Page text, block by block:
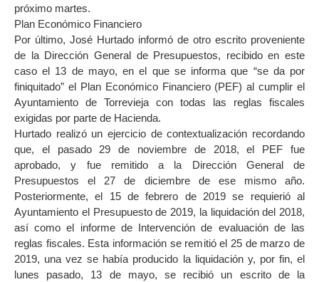
próximo martes.
Plan Económico Financiero
Por último, José Hurtado informó de otro escrito proveniente
de la Dirección General de Presupuestos, recibido en este
caso el 13 de mayo, en el que se informa que “se da por
finiquitado” el Plan Económico Financiero (PEF) al cumplir el
Ayuntamiento de Torrevieja con todas las reglas fiscales
exigidas por parte de Hacienda.
Hurtado realizó un ejercicio de contextualización recordando
que, el pasado 29 de noviembre de 2018, el PEF fue
aprobado, y fue remitido a la Dirección General de
Presupuestos el 27 de diciembre de ese mismo año.
Posteriormente, el 15 de febrero de 2019 se requierió al
Ayuntamiento el Presupuesto de 2019, la liquidación del 2018,
así como el informe de Intervención de evaluación de las
reglas fiscales. Esta información se remitió el 25 de marzo de
2019, una vez se había producido la liquidación y, por fin, el
lunes pasado, 13 de mayo, se recibió un escrito de la